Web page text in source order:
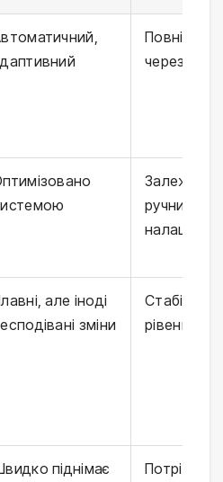
Повністю
через
Залежить
ручних
але іноді
зміни
Стабільний
рівень
піднімає
Потрібно